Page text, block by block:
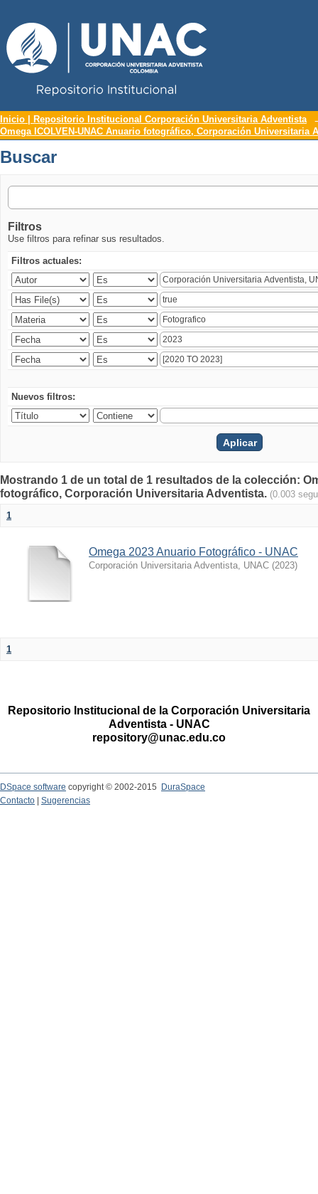
Buscar
Inicio | Repositorio Institucional Corporación Universitaria Adventista
Omega ICOLVEN-UNAC Anuario fotográfico, Corporación Universitaria
Buscar
Filtros
Use filtros para refinar sus resultados.
Filtros actuales:
Nuevos filtros:
Mostrando 1 de un total de 1 resultados de la colección:
fotográfico, Corporación Universitaria Adventista. (0.003
1
Omega 2023 Anuario Fotográfico - UNAC
Corporación Universitaria Adventista, UNAC (2023)
1
Repositorio Institucional de la Corporación Universitaria
Adventista - UNAC
repository@unac.edu.co
DSpace software copyright © 2002-2015
DuraSpace
Contacto
Sugerencias